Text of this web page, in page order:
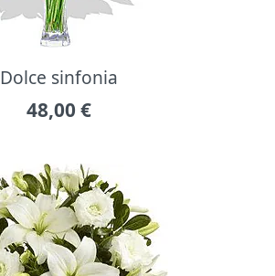
Dolce sinfonia
48,00 €